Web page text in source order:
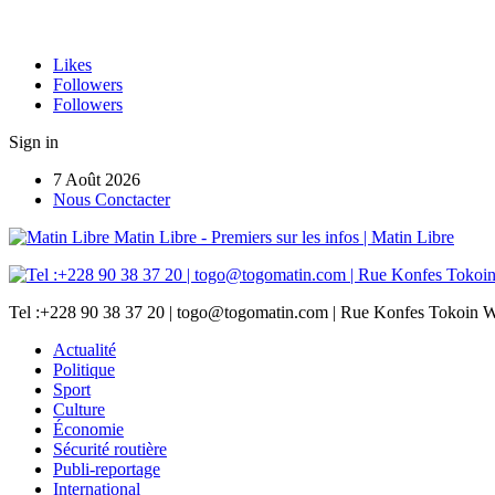
Likes
Followers
Followers
Sign in
7 Août 2026
Nous Conctacter
Matin Libre - Premiers sur les infos | Matin Libre
Tel :+228 90 38 37 20 | togo@togomatin.com | Rue Konfes Tokoin
Actualité
Politique
Sport
Culture
Économie
Sécurité routière
Publi-reportage
International